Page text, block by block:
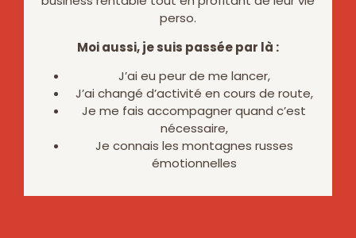
perso.
Moi aussi, je suis passée par là :
J’ai eu peur de me lancer,
J’ai changé d’activité en cours de route,
Je me fais accompagner quand c’est
nécessaire,
Je connais les montagnes russes
émotionnelles